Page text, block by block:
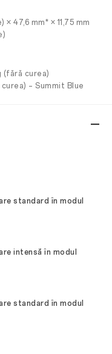
47,6 mm* × 11,75 mm
(fără curea)
– Summit Blue
standard în modul
intensă în modul
standard în modul